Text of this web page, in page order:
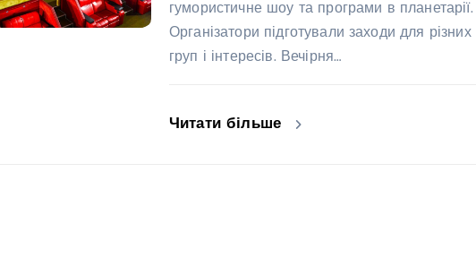
гумористичне шоу та програми в планетарії.
Організатори підготували заходи для різних
груп і інтересів. Вечірня…
Читати більше